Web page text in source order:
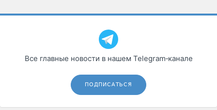
Все главные новости в нашем Telegram‑канале
ПОДПИСАТЬСЯ